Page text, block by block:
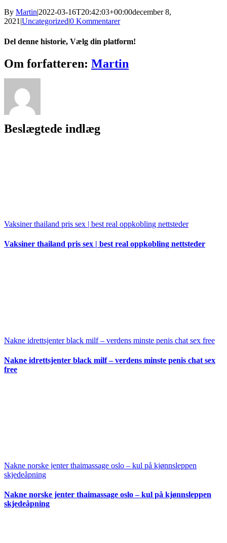
By Martin2022-03-16T20:42:03+00:00december 8,
2021 Uncategorized0 Kommentarer
Del denne historie, Vælg din platform!
Facebook
X
Reddit
LinkedIn
WhatsApp
Tumblr
Pinterest
Vk
Xing
E-
mail
Om forfatteren: Martin
Beslægtede indlæg
Vaksiner thailand pris sex | best real oppkobling nettsteder
Vaksiner thailand pris sex | best real oppkobling nettsteder
Nakne idrettsjenter black milf – verdens minste penis chat sex free
Nakne idrettsjenter black milf – verdens minste penis chat sex
free
Nakne norske jenter thaimassage oslo – kul på kjønnsleppen
skjedeåpning
Nakne norske jenter thaimassage oslo – kul på kjønnsleppen
skjedeåpning